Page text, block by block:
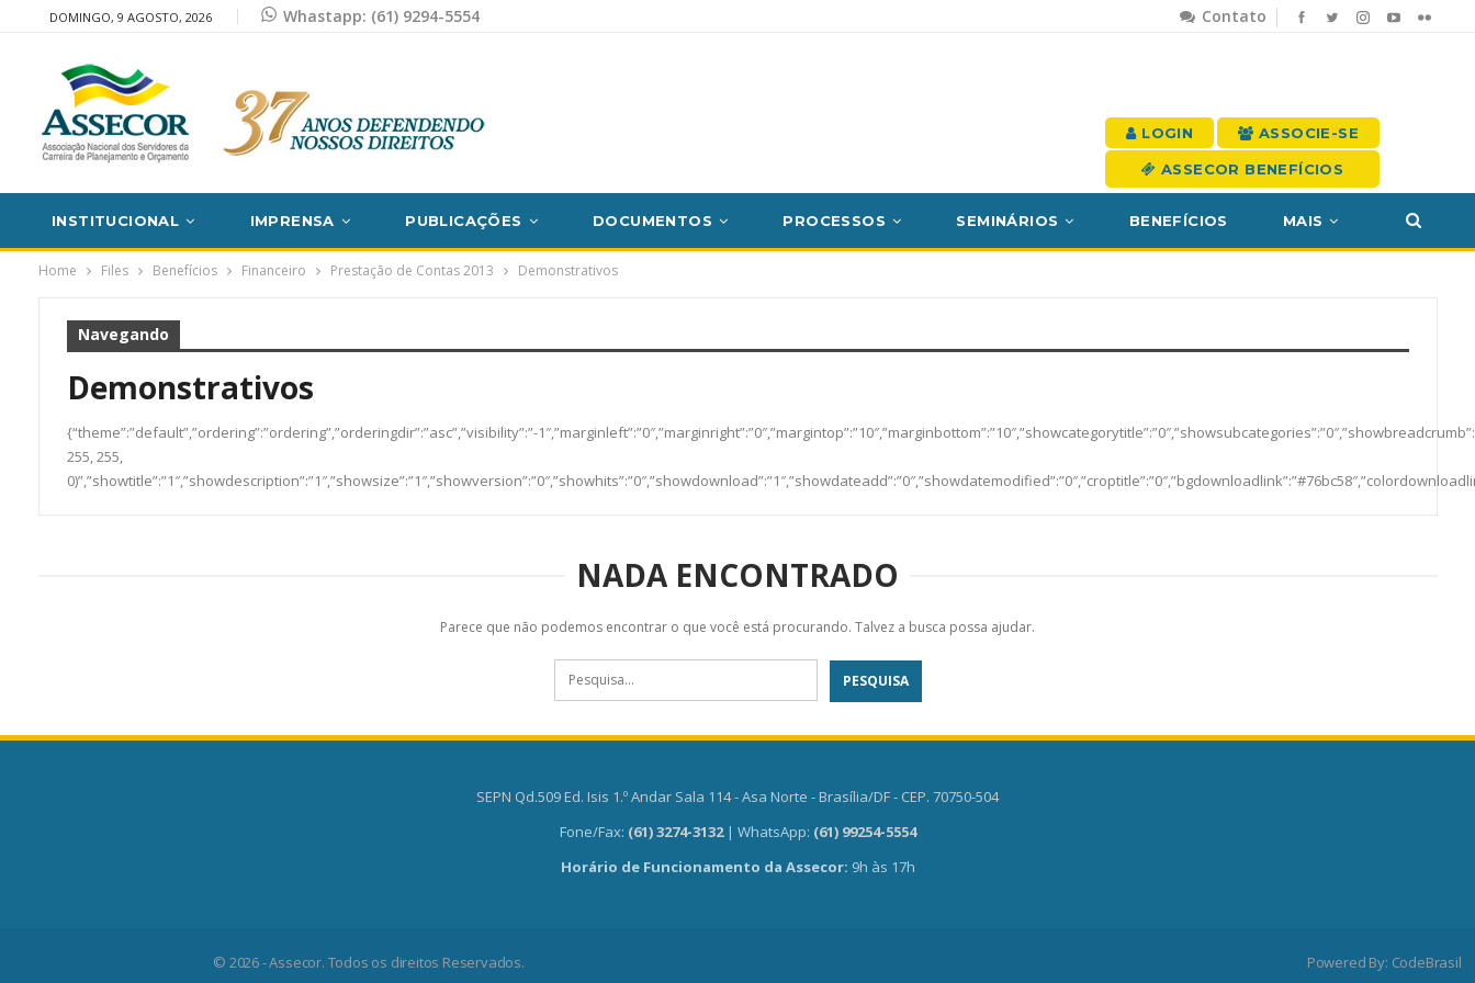
Contato
DOMINGO, 9 AGOSTO, 2026 Whastapp: (61) 9294-5554
LOGIN ASSOCIE-SE
ASSECOR BENEFÍCIOS
INSTITUCIONAL IMPRENSA PUBLICAÇÕES DOCUMENTOS PROCESSOS SEMINÁRIOS BENEFÍCIOS MAIS
Home Files Benefícios Financeiro Prestação de Contas 2013 Demonstrativos
Navegando
Demonstrativos
{“theme”:”default”,”ordering”:”ordering”,”orderingdir”:”asc”,”visibility”:”-
255, 255,
NADA ENCONTRADO
Parece que não podemos encontrar o que você está procurando. Talvez a busca possa ajudar.
SEPN Qd.509 Ed. Isis 1.º Andar Sala 114 - Asa Norte - Brasília/DF - CEP. 70750-504
Fone/Fax: (61) 3274-3132 | WhatsApp: (61) 99254-5554
Horário de Funcionamento da Assecor: 9h às 17h
© 2026 - Assecor. Todos os direitos Reservados. Powered By: CodeBrasil